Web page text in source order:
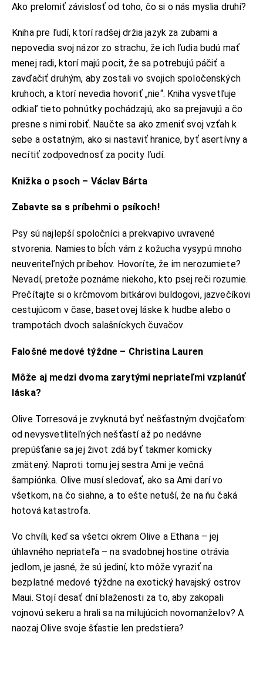
Ako prelomiť závislosť od toho, čo si o nás myslia druhí?
Kniha pre ľudí, ktorí radšej držia jazyk za zubami a
nepovedia svoj názor zo strachu, že ich ľudia budú mať
menej radi, ktorí majú pocit, že sa potrebujú páčiť a
zavďačiť druhým, aby zostali vo svojich spoločenských
kruhoch, a ktorí nevedia hovoriť „nie“. Kniha vysvetľuje
odkiaľ tieto pohnútky pochádzajú, ako sa prejavujú a čo
presne s nimi robiť. Naučte sa ako zmeniť svoj vzťah k
sebe a ostatným, ako si nastaviť hranice, byť asertívny a
necítiť zodpovednosť za pocity ľudí.
Knižka o psoch – Václav Bárta
Zabavte sa s príbehmi o psíkoch!
Psy sú najlepší spoločníci a prekvapivo uvravené
stvorenia. Namiesto bĺch vám z kožucha vysypú mnoho
neuveriteľných príbehov. Hovoríte, že im nerozumiete?
Nevadí, pretože poznáme niekoho, kto psej reči rozumie.
Prečítajte si o krčmovom bitkárovi buldogovi, jazvečíkovi
cestujúcom v čase, basetovej láske k hudbe alebo o
trampotách dvoch salašníckych čuvačov.
Falošné medové týždne – Christina Lauren
Môže aj medzi dvoma zarytými nepriateľmi vzplanúť
láska?
Olive Torresová je zvyknutá byť nešťastným dvojčaťom:
od nevysvetliteľných nešťastí až po nedávne
prepúšťanie sa jej život zdá byť takmer komicky
zmätený. Naproti tomu jej sestra Ami je večná
šampiónka. Olive musí sledovať, ako sa Ami darí vo
všetkom, na čo siahne, a to ešte netuší, že na ňu čaká
hotová katastrofa.
Vo chvíli, keď sa všetci okrem Olive a Ethana – jej
úhlavného nepriateľa – na svadobnej hostine otrávia
jedlom, je jasné, že sú jediní, kto môže vyraziť na
bezplatné medové týždne na exotický havajský ostrov
Maui. Stojí desať dní blaženosti za to, aby zakopali
vojnovú sekeru a hrali sa na milujúcich novomanželov? A
naozaj Olive svoje šťastie len predstiera?